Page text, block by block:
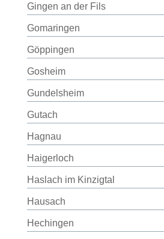
Gingen an der Fils
Gomaringen
Göppingen
Gosheim
Gundelsheim
Gutach
Hagnau
Haigerloch
Haslach im Kinzigtal
Hausach
Hechingen